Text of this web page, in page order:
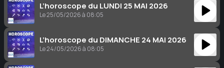
L’horoscope du LUNDI 25 MAI 2026
Le 25/05/2026 à 08:05
L’horoscope du DIMANCHE 24 MAI 2026
Le 24/05/2026 à 08:05